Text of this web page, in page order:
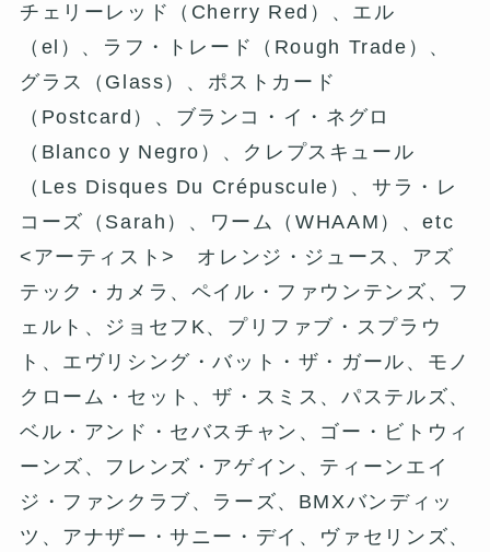
チェリーレッド（Cherry Red）、エル
（el）、ラフ・トレード（Rough Trade）、
グラス（Glass）、ポストカード
（Postcard）、ブランコ・イ・ネグロ
（Blanco y Negro）、クレプスキュール
（Les Disques Du Crépuscule）、サラ・レ
コーズ（Sarah）、ワーム（WHAAM）、etc
<アーティスト> オレンジ・ジュース、アズ
テック・カメラ、ペイル・ファウンテンズ、フ
ェルト、ジョセフK、プリファブ・スプラウ
ト、エヴリシング・バット・ザ・ガール、モノ
クローム・セット、ザ・スミス、パステルズ、
ベル・アンド・セバスチャン、ゴー・ビトウィ
ーンズ、フレンズ・アゲイン、ティーンエイ
ジ・ファンクラブ、ラーズ、BMXバンディッ
ツ、アナザー・サニー・デイ、ヴァセリンズ、